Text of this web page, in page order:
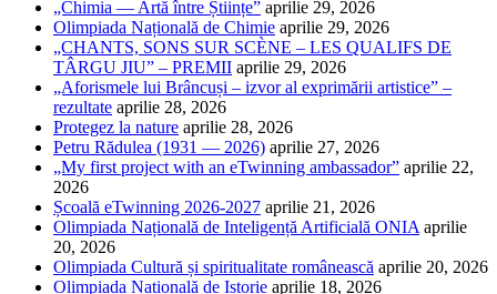
„Chimia — Artă între Științe” aprilie 29, 2026
Olimpiada Națională de Chimie aprilie 29, 2026
„CHANTS, SONS SUR SCÈNE – LES QUALIFS DE
TÂRGU JIU” – PREMII aprilie 29, 2026
„Aforismele lui Brâncuși – izvor al exprimării artistice” –
rezultate aprilie 28, 2026
Protegez la nature aprilie 28, 2026
Petru Rădulea (1931 — 2026) aprilie 27, 2026
„My first project with an eTwinning ambassador” aprilie 22,
2026
Școală eTwinning 2026-2027 aprilie 21, 2026
Olimpiada Națională de Inteligență Artificială ONIA aprilie
20, 2026
Olimpiada Cultură și spiritualitate românească aprilie 20, 2026
Olimpiada Națională de Istorie aprilie 18, 2026